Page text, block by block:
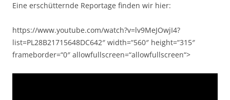
Eine erschütternde Reportage finden wir hier:
https://www.youtube.com/watch?v=lv9MeJOwjI4?
list=PL28B21715648DC642″ width=“560″ height=“315″
frameborder=“0″ allowfullscreen=“allowfullscreen“>